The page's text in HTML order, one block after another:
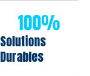
Solutions
Durables
100%